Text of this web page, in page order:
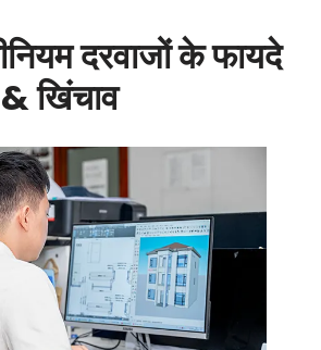
दरवाजों के फायदे
खिंचाव